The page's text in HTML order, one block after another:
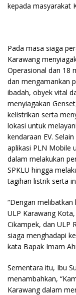
kepada masyarakat
Pada masa siaga
Karawang
Operasional dan 18
dan mengamankan
ibadah, obyek vital
menyiagakan
kelistrikan serta
lokasi untuk
kendaraan EV.
aplikasi PLN Mobile
dalam melakukan
SPKLU hingga
tagihan listrik serta
“Dengan
ULP Karawang
Cikampek, dan ULP
siaga menghadapi
kata Bapak Imam
Sementara itu, Ibu
menambahkan,
Karawang dalam